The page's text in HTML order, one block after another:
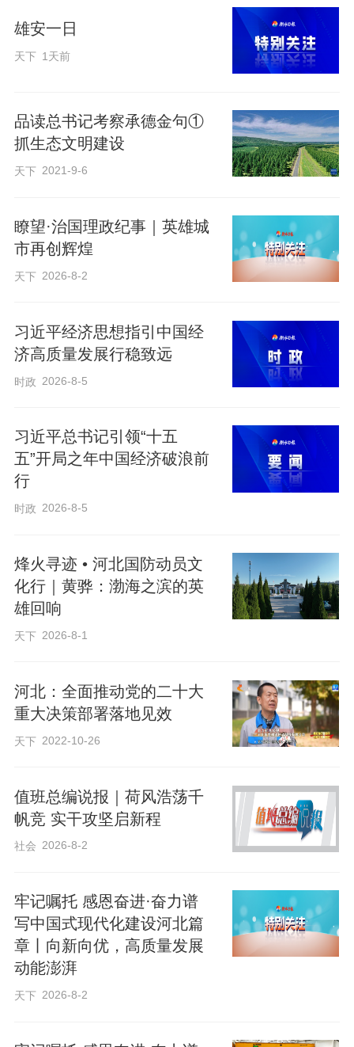
西迁人用行动创造条件，担当起为国家工
业化、为建设西部培养人才的重任，把个
人命运与国家发展紧密相连，铸就了“胸怀
西迁精神。
再谈“西迁精神”，意义何在？
今天的中国，早已不似往日艰难，但在实
现高水平科技自立自强、服务国家重大战
略的过程中，一些关键领域依然需要有人
研究，往往需要十年磨一剑的耐心与定
力；高端自主芯片等关键核心技术，攻关
周期长、投入大，需要有人持续深耕；深
期坚守、系统推进。
时代变了，但“西迁精神”的传承却从未间
行是否值得”的提问时说：“值不值，要看用
什么尺子量。交大西迁，为西北填补了重
点工业大学的空白，为国家培养了几十万
人才，你说值不值？”今天的年轻交大人接
需要的，就是我要深耕的。”
过去的西迁人，面对的是条件简陋、资源
面对科技“无人区”和“卡脖子”难题，要在更
高起点上探索未知，在关键核心技术上实
现突破，同样需要“西迁精神”——担当国之
在行动中创造条件。
雄安一日
天下 1天前
品读总书记考察承德金句①
抓生态文明建设
天下 2021-9-6
瞭望·治国理政纪事｜英雄城
市再创辉煌
天下 2026-8-2
习近平经济思想指引中国经
济高质量发展行稳致远
时政 2026-8-5
习近平总书记引领“十五
五”开局之年中国经济破浪前
行
时政 2026-8-5
烽火寻迹 • 河北国防动员文
化行｜黄骅：渤海之滨的英
雄回响
天下 2026-8-1
河北：全面推动党的二十大
重大决策部署落地见效
天下 2022-10-26
值班总编说报｜荷风浩荡千
帆竞 实干攻坚启新程
社会 2026-8-2
牢记嘱托 感恩奋进·奋力谱
写中国式现代化建设河北篇
章丨向新向优，高质量发展
动能澎湃
天下 2026-8-2